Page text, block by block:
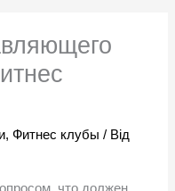
,Фитнес клубы / Від